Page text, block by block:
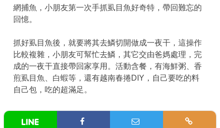
網捕魚，小朋友第一次手抓虱目魚好奇特，帶回難忘的
回憶。
抓好虱目魚後，就要將其去鱗切開做成一夜干，這操作
比較複雜，小朋友可幫忙去鱗，其它交由爸媽處理，完
成的一夜干直接帶回家享用。活動含餐，有海鮮粥、香
煎虱目魚、白蝦等，還有越南春捲DIY，自己要吃的料
自己包，吃的超滿足。